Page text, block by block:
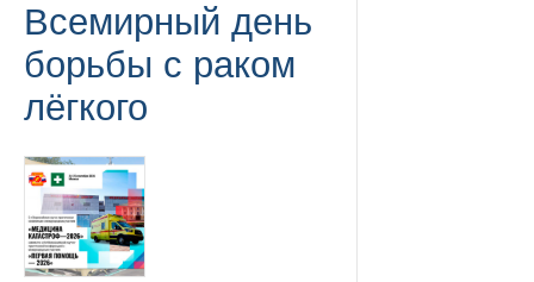
Всемирный день
борьбы с раком
лёгкого